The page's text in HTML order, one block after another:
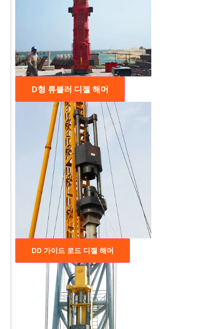
D형 튜블러 디젤 해머
DD 가이드 로드 디젤 해머